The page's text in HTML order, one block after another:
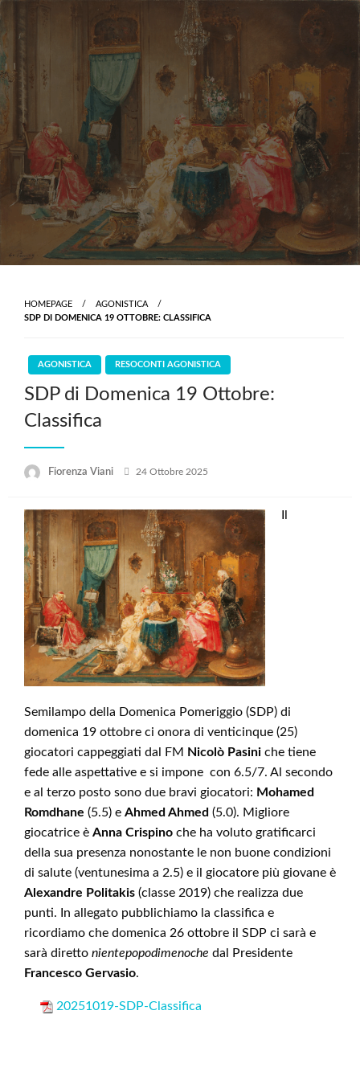
content
HOMEPAGE
AGONISTICA
SDP DI DOMENICA 19 OTTOBRE: CLASSIFICA
AGONISTICA RESOCONTI AGONISTICA
SDP di Domenica 19 Ottobre:
Classifica
Fiorenza Viani
Posted
24 Ottobre 2025
Semilampo della Domenica Pomeriggio (SDP) di
domenica 19 ottobre ci onora di venticinque (25)
giocatori cappeggiati dal FM
Nicolò Pasini che tiene
fede alle aspettative e si impone con 6.5/7. Al secondo
e al terzo posto sono due bravi giocatori: Mohamed
Romdhane (5.5) e Ahmed Ahmed (5.0). Migliore
giocatrice è Anna Crispino che ha voluto gratificarci
della sua presenza nonostante le non buone condizioni
di salute (ventunesima a 2.5) e il giocatore più giovane è
Alexandre Politakis (classe 2019) che realizza due
punti. In allegato pubblichiamo la classifica e
ricordiamo che domenica 26 ottobre il SDP ci sarà e
sarà diretto nientepopodimenoche dal Presidente
Francesco Gervasio.
20251019-SDP-Classifica